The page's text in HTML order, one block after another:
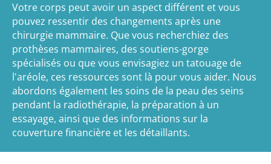
Votre corps peut avoir un aspect différent et vous
pouvez ressentir des changements après une
chirurgie mammaire. Que vous recherchiez des
prothèses mammaires, des soutiens-gorge
spécialisés ou que vous envisagiez un tatouage de
l'aréole, ces ressources sont là pour vous aider. Nous
abordons également les soins de la peau des seins
pendant la radiothérapie, la préparation à un
essayage, ainsi que des informations sur la
couverture financière et les détaillants.